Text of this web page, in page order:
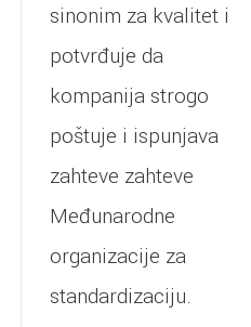
sinonim za kvalitet i
potvrđuje da
kompanija strogo
poštuje i ispunjava
zahteve zahteve
Međunarodne
organizacije za
standardizaciju.